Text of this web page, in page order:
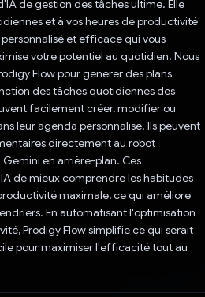
de gestion des tâches ultime. Elle
et à vos heures de productivité
et efficace qui vous
votre potentiel au quotidien. Nous
Flow pour générer des plans
des tâches quotidiennes des
facilement créer, modifier ou
leur agenda personnalisé. Ils peuvent
directement au robot
Gemini en arrière-plan. Ces
de mieux comprendre les habitudes
maximale, ce qui améliore
En automatisant l'optimisation
Prodigy Flow simplifie ce qui serait
pour maximiser l'efficacité tout au